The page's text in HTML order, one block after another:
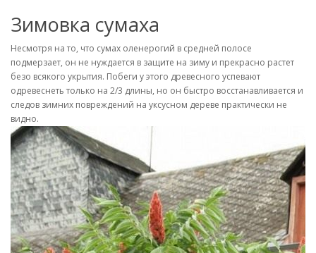
Зимовка сумаха
Несмотря на то, что сумах оленерогий в средней полосе
подмерзает, он не нуждается в защите на зиму и прекрасно растет
безо всякого укрытия. Побеги у этого древесного успевают
одревеснеть только на 2/3 длины, но он быстро восстанавливается и
следов зимних повреждений на уксусном дереве практически не
видно.